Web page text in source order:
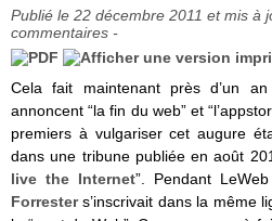
Publié le 22 décembre 2011 et mis à
commentaires -
Cela fait maintenant près d’un
annoncent “la fin du web” et
premiers à vulgariser cet augure
dans une tribune publiée en août
live the Internet”. Pendant
Forresters’inscrivait dans la même